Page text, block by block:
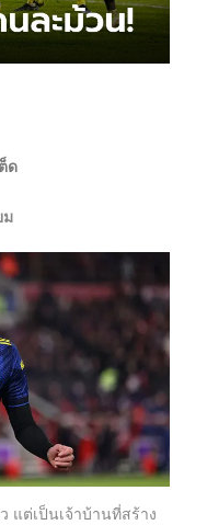
ด
ม
แต่เป็นเจ้าบ้านที่สร้าง